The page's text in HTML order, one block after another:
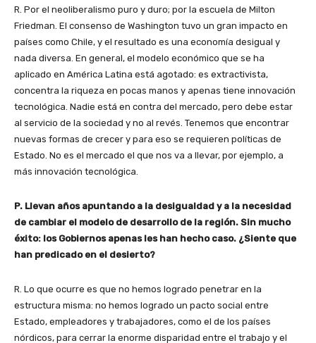
R. Por el neoliberalismo puro y duro; por la escuela de Milton
Friedman. El consenso de Washington tuvo un gran impacto en
países como Chile, y el resultado es una economía desigual y
nada diversa. En general, el modelo económico que se ha
aplicado en América Latina está agotado: es extractivista,
concentra la riqueza en pocas manos y apenas tiene innovación
tecnológica. Nadie está en contra del mercado, pero debe estar
al servicio de la sociedad y no al revés. Tenemos que encontrar
nuevas formas de crecer y para eso se requieren políticas de
Estado. No es el mercado el que nos va a llevar, por ejemplo, a
más innovación tecnológica.
P. Llevan años apuntando a la desigualdad y a la necesidad
de cambiar el modelo de desarrollo de la región. Sin mucho
éxito: los Gobiernos apenas les han hecho caso. ¿Siente que
han predicado en el desierto?
R. Lo que ocurre es que no hemos logrado penetrar en la
estructura misma: no hemos logrado un pacto social entre
Estado, empleadores y trabajadores, como el de los países
nórdicos, para cerrar la enorme disparidad entre el trabajo y el